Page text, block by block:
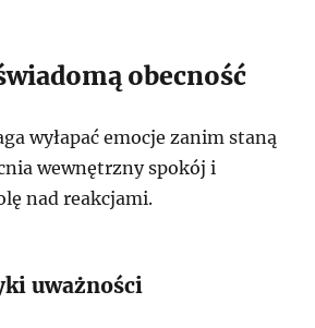
obecność
wyłapać emocje zanim staną
wewnętrzny spokój i
nad reakcjami.
uważności